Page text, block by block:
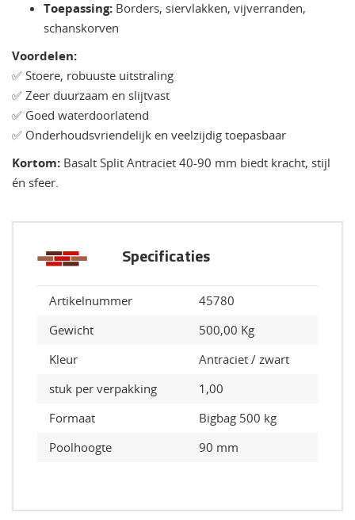
Toepassing: Borders, siervlakken, vijverranden,
schanskorven
Voordelen:
✅ Stoere, robuuste uitstraling
✅ Zeer duurzaam en slijtvast
✅ Goed waterdoorlatend
✅ Onderhoudsvriendelijk en veelzijdig toepasbaar
Kortom: Basalt Split Antraciet 40-90 mm biedt kracht, stijl
én sfeer.
Specificaties
Artikelnummer
45780
Gewicht
500,00 Kg
Kleur
Antraciet / zwart
stuk per verpakking
1,00
Formaat
Bigbag 500 kg
Poolhoogte
90 mm